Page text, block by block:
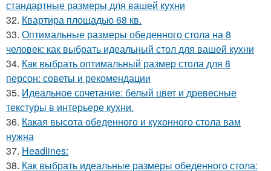
стандартные размеры для вашей кухни
32. Квартира площадью 68 кв.
33. Оптимальные размеры обеденного стола на 8
человек: как выбрать идеальный стол для вашей кухни
34. Как выбрать оптимальный размер стола для 8
персон: советы и рекомендации
35. Идеальное сочетание: белый цвет и древесные
текстуры в интерьере кухни.
36. Какая высота обеденного и кухонного стола вам
нужна
37. Headlines:
38. Как выбрать идеальные размеры обеденного стола: